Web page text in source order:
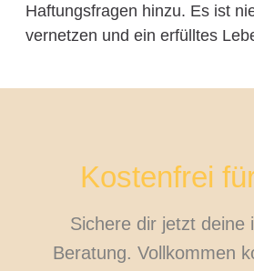
Haftungsfragen hinzu. Es ist
vernetzen und ein erfülltes
Kostenfrei
Sichere dir jetzt deine
Beratung. Vollkommen